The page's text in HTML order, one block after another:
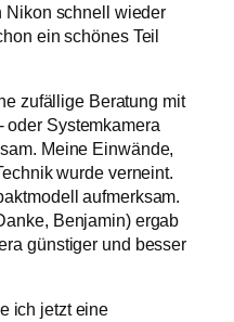
Nikon schnell wieder
ein schönes Teil
zufällige Beratung mit
oder Systemkamera
Meine Einwände,
wurde verneint.
aufmerksam.
Benjamin) ergab
günstiger und besser
ich jetzt eine